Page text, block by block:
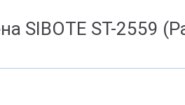
SIBOTE ST-2559